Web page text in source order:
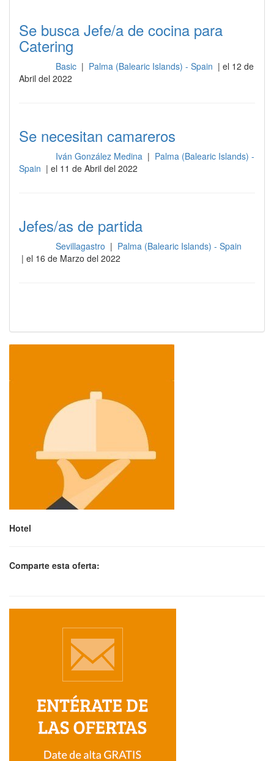
Se busca Jefe/a de cocina para
Catering
Basic | Palma (Balearic Islands) - Spain | el 12 de
Abril del 2022
Se necesitan camareros
Iván González Medina | Palma (Balearic Islands) -
Spain | el 11 de Abril del 2022
Jefes/as de partida
Sevillagastro | Palma (Balearic Islands) - Spain
| el 16 de Marzo del 2022
Hotel
Comparte esta oferta: